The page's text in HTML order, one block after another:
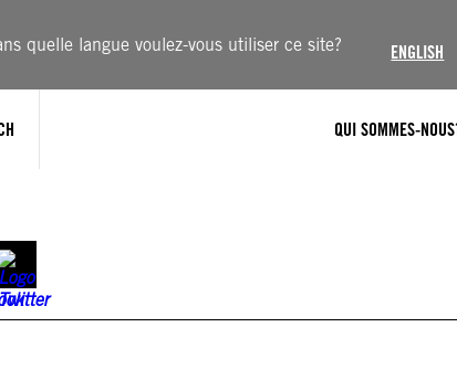
quelle langue voulez-vous utiliser ce site? ENGLISH
QUI SOMMES-